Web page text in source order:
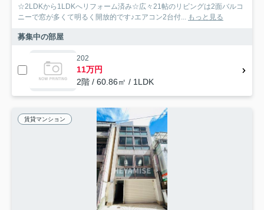
☆2LDKから1LDKへリフォーム済み☆広々21帖のリビングは2面バルコ
ニーで窓が多くて明るく開放的です♪エアコン2台付...
もっと見る
募集中の部屋
202
11万円
2階 / 60.86㎡ / 1LDK
賃貸マンション